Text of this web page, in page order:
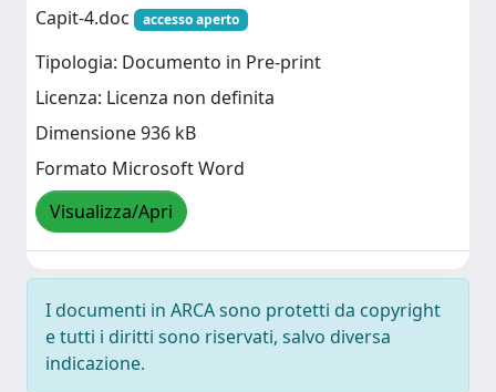
Capit-4.doc accesso aperto
Tipologia: Documento in Pre-print
Licenza: Licenza non definita
Dimensione 936 kB
Formato Microsoft Word
Visualizza/Apri
I documenti in ARCA sono protetti da copyright
e tutti i diritti sono riservati, salvo diversa
indicazione.